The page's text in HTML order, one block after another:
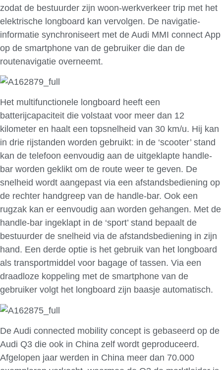
zodat de bestuurder zijn woon-werkverkeer trip met het
elektrische longboard kan vervolgen. De navigatie-
informatie synchroniseert met de Audi MMI connect App
op de smartphone van de gebruiker die dan de
routenavigatie overneemt.
Het multifunctionele longboard heeft een
batterijcapaciteit die volstaat voor meer dan 12
kilometer en haalt een topsnelheid van 30 km/u. Hij kan
in drie rijstanden worden gebruikt: in de ‘scooter’ stand
kan de telefoon eenvoudig aan de uitgeklapte handle-
bar worden geklikt om de route weer te geven. De
snelheid wordt aangepast via een afstandsbediening op
de rechter handgreep van de handle-bar. Ook een
rugzak kan er eenvoudig aan worden gehangen. Met de
handle-bar ingeklapt in de ‘sport’ stand bepaalt de
bestuurder de snelheid via de afstandsbediening in zijn
hand. Een derde optie is het gebruik van het longboard
als transportmiddel voor bagage of tassen. Via een
draadloze koppeling met de smartphone van de
gebruiker volgt het longboard zijn baasje automatisch.
De Audi connected mobility concept is gebaseerd op de
Audi Q3 die ook in China zelf wordt geproduceerd.
Afgelopen jaar werden in China meer dan 70.000